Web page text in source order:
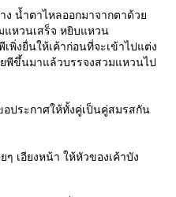
ง น้ำตาไหลออกมาจากตาด้ว
แหวนเสร็จ หยิบแหวน
พิ่งยื่นให้เค้าก่อนที่จะเข้าไปแต่ง
พีขึ้นมาแล้วบรรจงสวมแหวนไป
ประกาศให้ทั้งคู่เป็นคู่สมรสกัน
เอียงหน้า ให้หัวของเค้าบัง